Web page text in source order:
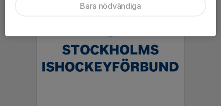
Bara nödvändiga